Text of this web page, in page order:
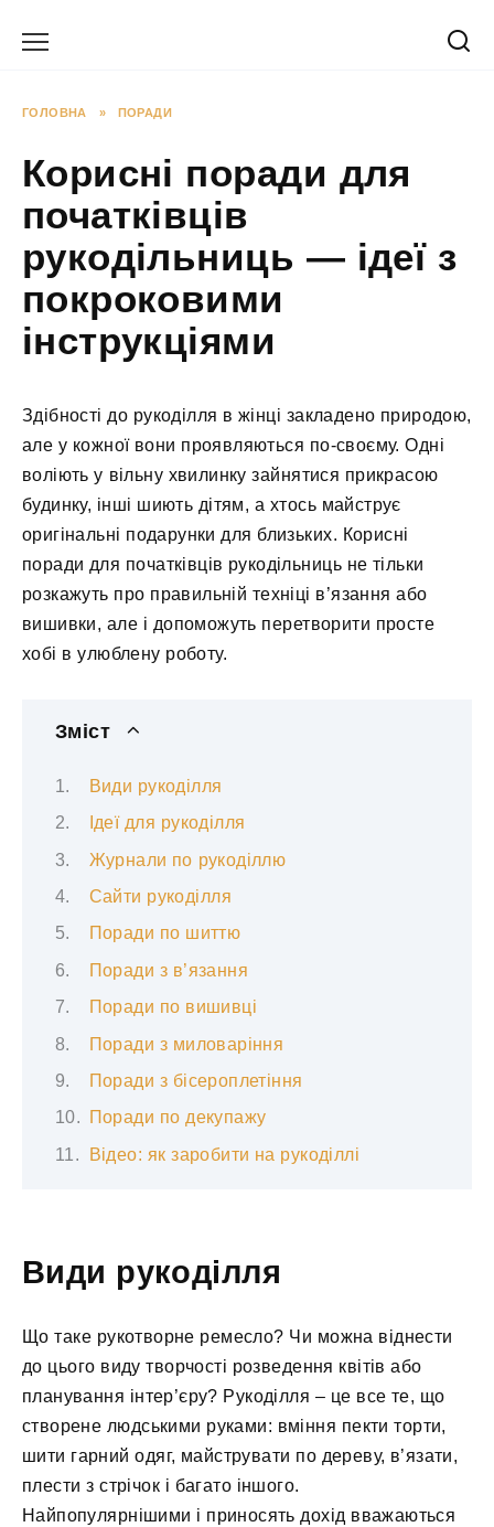
ГОЛОВНА » ПОРАДИ
Корисні поради для
початківців
рукодільниць — ідеї з
покроковими
інструкціями
Здібності до рукоділля в жінці закладено природою,
але у кожної вони проявляються по-своєму. Одні
воліють у вільну хвилинку зайнятися прикрасою
будинку, інші шиють дітям, а хтось майструє
оригінальні подарунки для близьких. Корисні
поради для початківців рукодільниць не тільки
розкажуть про правильній техніці в’язання або
вишивки, але і допоможуть перетворити просте
хобі в улюблену роботу.
Зміст
Види рукоділля
Ідеї для рукоділля
Журнали по рукоділлю
Сайти рукоділля
Поради по шиттю
Поради з в’язання
Поради по вишивці
Поради з миловаріння
Поради з бісероплетіння
Поради по декупажу
Відео: як заробити на рукоділлі
Види рукоділля
Що таке рукотворне ремесло? Чи можна віднести
до цього виду творчості розведення квітів або
планування інтер’єру? Рукоділля – це все те, що
створене людськими руками: вміння пекти торти,
шити гарний одяг, майструвати по дереву, в’язати,
плести з стрічок і багато іншого.
Найпопулярнішими і приносять дохід вважаються